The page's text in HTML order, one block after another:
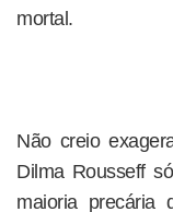
mortal.
Não creio
Dilma Rousseff
maioria precária